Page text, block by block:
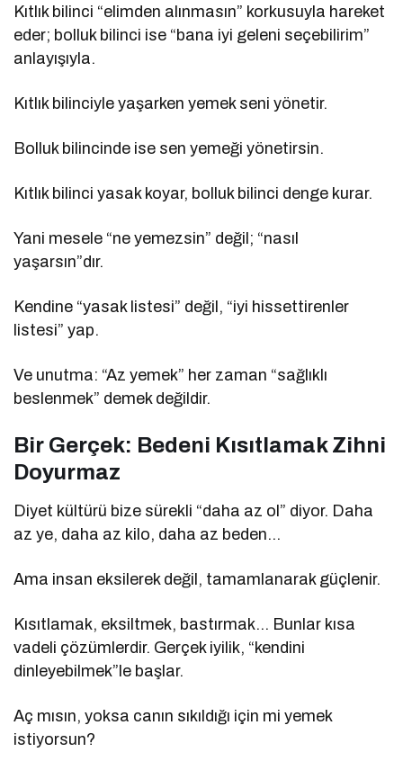
Kıtlık bilinci “elimden alınmasın” korkusuyla hareket
eder; bolluk bilinci ise “bana iyi geleni seçebilirim”
anlayışıyla.
Kıtlık bilinciyle yaşarken yemek seni yönetir.
Bolluk bilincinde ise sen yemeği yönetirsin.
Kıtlık bilinci yasak koyar, bolluk bilinci denge kurar.
Yani mesele “ne yemezsin” değil; “nasıl
yaşarsın”dır.
Kendine “yasak listesi” değil, “iyi hissettirenler
listesi” yap.
Ve unutma: “Az yemek” her zaman “sağlıklı
beslenmek” demek değildir.
Bir Gerçek: Bedeni Kısıtlamak Zihni
Doyurmaz
Diyet kültürü bize sürekli “daha az ol” diyor. Daha
az ye, daha az kilo, daha az beden…
Ama insan eksilerek değil, tamamlanarak güçlenir.
Kısıtlamak, eksiltmek, bastırmak… Bunlar kısa
vadeli çözümlerdir. Gerçek iyilik, “kendini
dinleyebilmek”le başlar.
Aç mısın, yoksa canın sıkıldığı için mi yemek
istiyorsun?